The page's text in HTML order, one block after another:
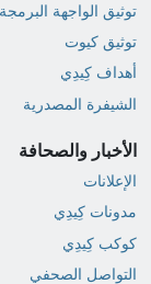
توثيق الواجهة البرمجة
توثيق كيوت
أهداف كِيدِي
الشيفرة المصدرية
الأخبار والصحافة
الإعلانات
مدونات كِيدِي
كوكب كِيدِي
التواصل الصحفي